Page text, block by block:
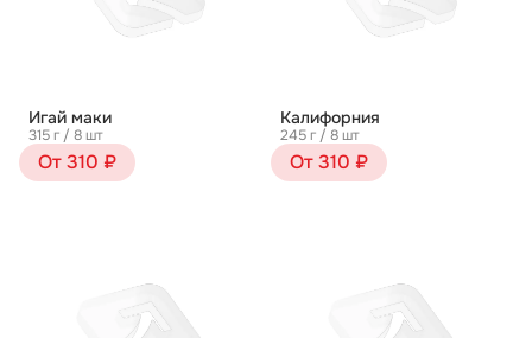
Игай маки
315 г / 8 шт
От 310 ₽
Калифорния
245 г / 8 шт
От 310 ₽